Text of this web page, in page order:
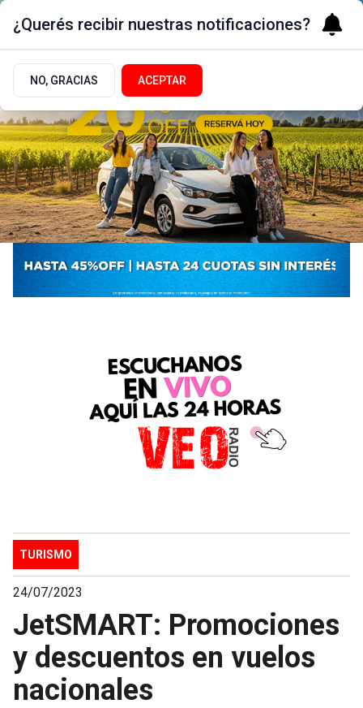
TURISMO
24/07/2023
JetSMART: Promociones
y descuentos en vuelos
nacionales
¿Querés recibir nuestras notificaciones?
NO, GRACIAS ACEPTAR